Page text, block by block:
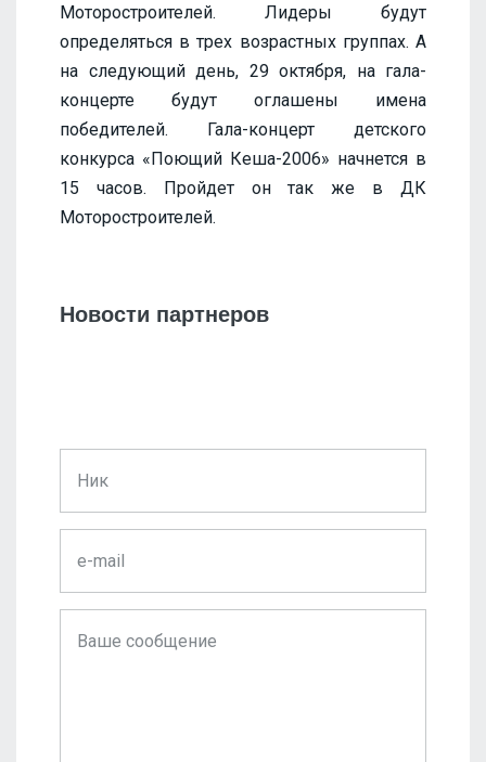
Моторостроителей. Лидеры будут
определяться в трех возрастных группах. А
на следующий день, 29 октября, на гала-
концерте будут оглашены имена
победителей. Гала-концерт детского
конкурса «Поющий Кеша-2006» начнется в
15 часов. Пройдет он так же в ДК
Моторостроителей.
Новости партнеров